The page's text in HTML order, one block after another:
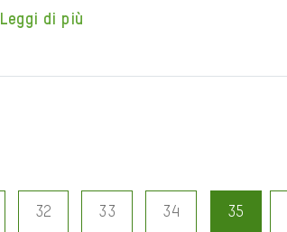
Leggi di più
32 33 34 35